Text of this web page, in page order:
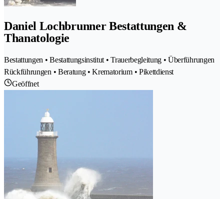
Daniel Lochbrunner Bestattungen &
Thanatologie
Bestattungen • Bestattungsinstitut • Trauerbegleitung • Überführungen
Rückführungen • Beratung • Krematorium • Pikettdienst
Geöffnet